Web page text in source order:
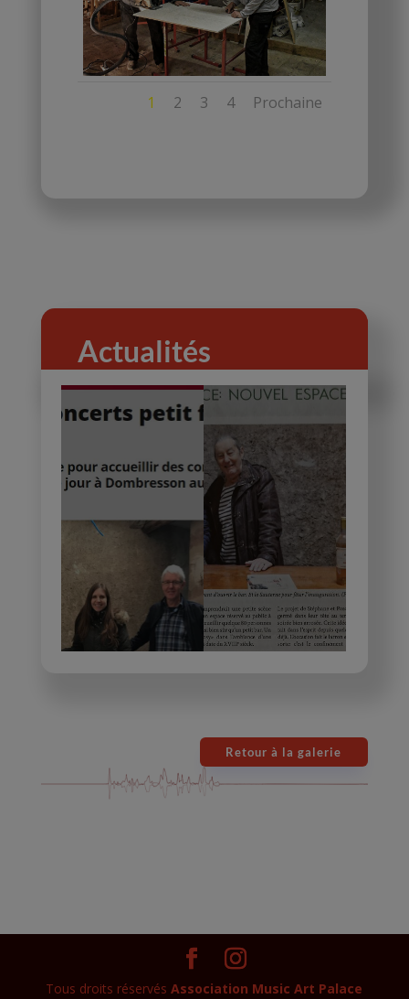
1 2 3 4 Prochaine
Actualités
Retour à la galerie
Tous droits réservésAssociation Music Art Palace